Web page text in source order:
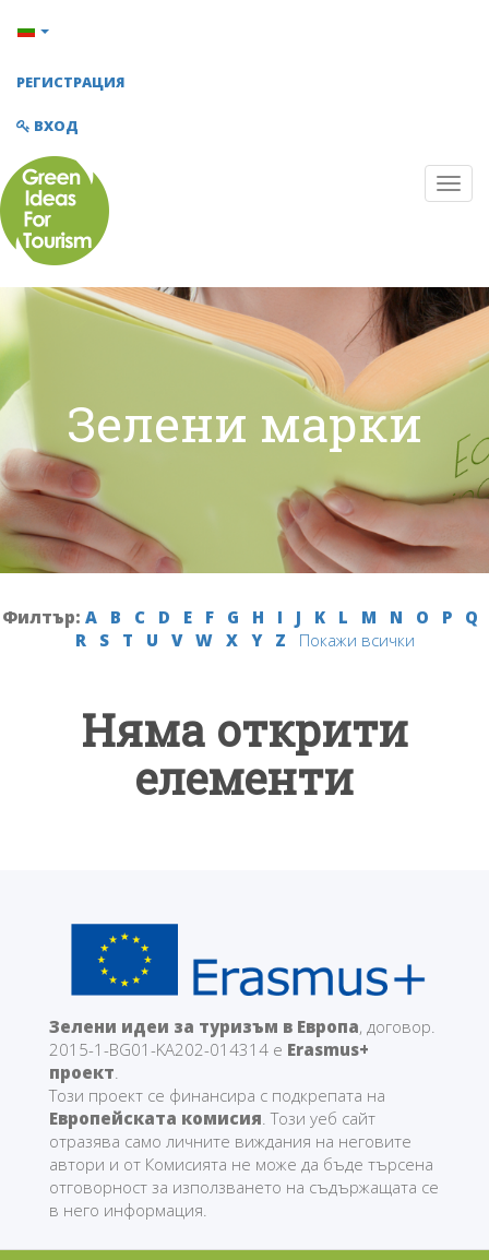
РЕГИСТРАЦИЯ
ВХОД
Зелени марки
Филтър: A B C D E F G H I J K L M N O P
Q
R
S T U V W X Y Z Покажи всички
Няма открити
елементи
Зелени идеи за туризъм в Европа, договор.
2015-1-BG01-KA202-014314 е Erasmus+
проект.
Този проект се финансира с подкрепата на
Европейската комисия. Този уеб сайт
отразява само личните виждания на неговите
автори и от Комисията не може да бъде търсена
отговорност за използването на съдържащата се
в него информация.